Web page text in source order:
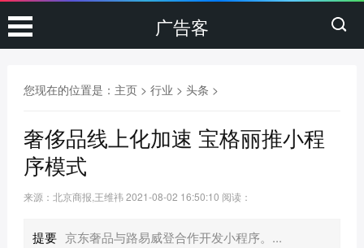
广告客
您现在的位置是： 主页> 行业 > 头条 >
奢侈品线上化加速 宝格丽推小程
序模式
来源：北京商报,王维祎2021-08-02 16:50:10 阅读：
提要 京东奢品与路易威登合作开发小程序。...